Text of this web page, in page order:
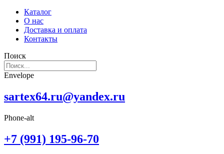
Каталог
О нас
Доставка и оплата
Контакты
Поиск
Envelope
sartex64.ru@yandex.ru
Phone-alt
+7 (991) 195-96-70